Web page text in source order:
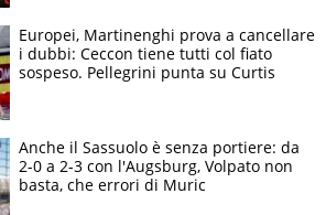
Europei, Martinenghi prova a cancellare
i dubbi: Ceccon tiene tutti col fiato
sospeso. Pellegrini punta su Curtis
Anche il Sassuolo è senza portiere: da
2-0 a 2-3 con l'Augsburg, Volpato non
basta, che errori di Muric